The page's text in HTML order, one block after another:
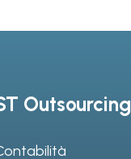
Outsourcing